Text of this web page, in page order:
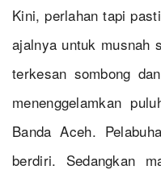
Kini, perlahan tapi
ajalnya untuk musnah
terkesan sombong
menenggelamkan
Banda Aceh.
berdiri. Sedangkan